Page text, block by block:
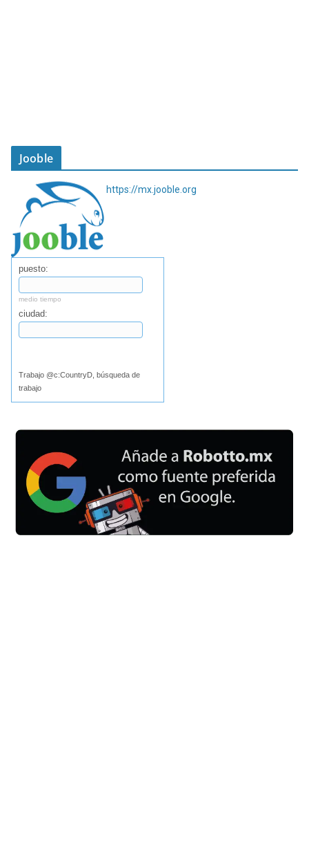
Jooble
https://mx.jooble.org
puesto:
medio tiempo
ciudad:
Trabajo @c:CountryD, búsqueda de
trabajo